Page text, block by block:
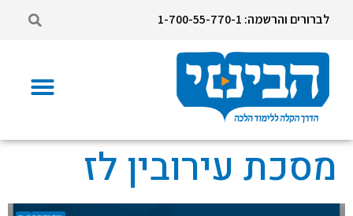
לברורים והרשמה: 1-700-55-770-1
מסכת עירובין לז